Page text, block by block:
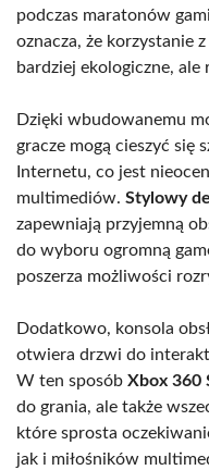
podczas maratonów
oznacza, że korzystanie
bardziej ekologiczne,
Dzięki wbudowanemu
gracze mogą cieszyć się
Internetu, co jest
multimediów. Stylowy
zapewniają przyjemną
do wyboru ogromną
poszerza możliwości
Dodatkowo, konsola
otwiera drzwi do
W ten sposób Xbox 360
do grania, ale także
które sprosta
jak i miłośników